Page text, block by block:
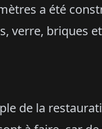
a été
verre, briques
de la